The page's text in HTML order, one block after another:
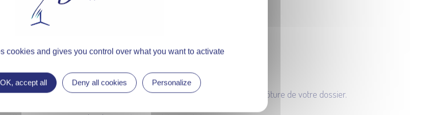
et clients, devis, livraison, facturation, paiement.
newsletters, invitations événements…
durée de conservation des données est de 10 ans maximum après la clôture de votre dossier.
cookies and gives you control over what you want to activate
OK, accept all Deny all cookies Personalize